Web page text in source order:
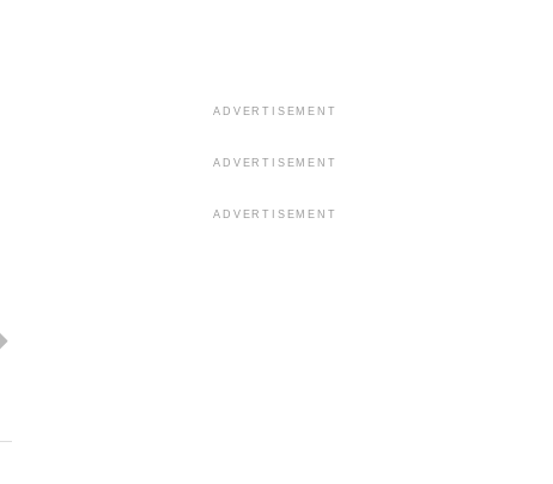
ADVERTISEMENT
ADVERTISEMENT
ADVERTISEMENT